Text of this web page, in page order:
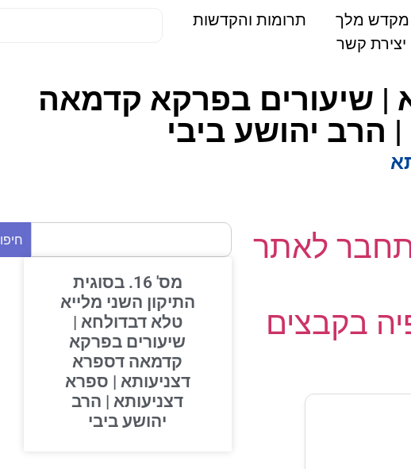
מלך
תרומות והקדשות
יצירת קשר
| שיעורים בפרקא קדמאה
יהושע ביבי
לאתר
בקבצים
חיפוש
מס' 16. בסוגית
התיקון השני מלייא
טלא דבדולחא |
שיעורים בפרקא
קדמאה דספרא
דצניעותא | ספרא
דצניעותא | הרב
יהושע ביבי